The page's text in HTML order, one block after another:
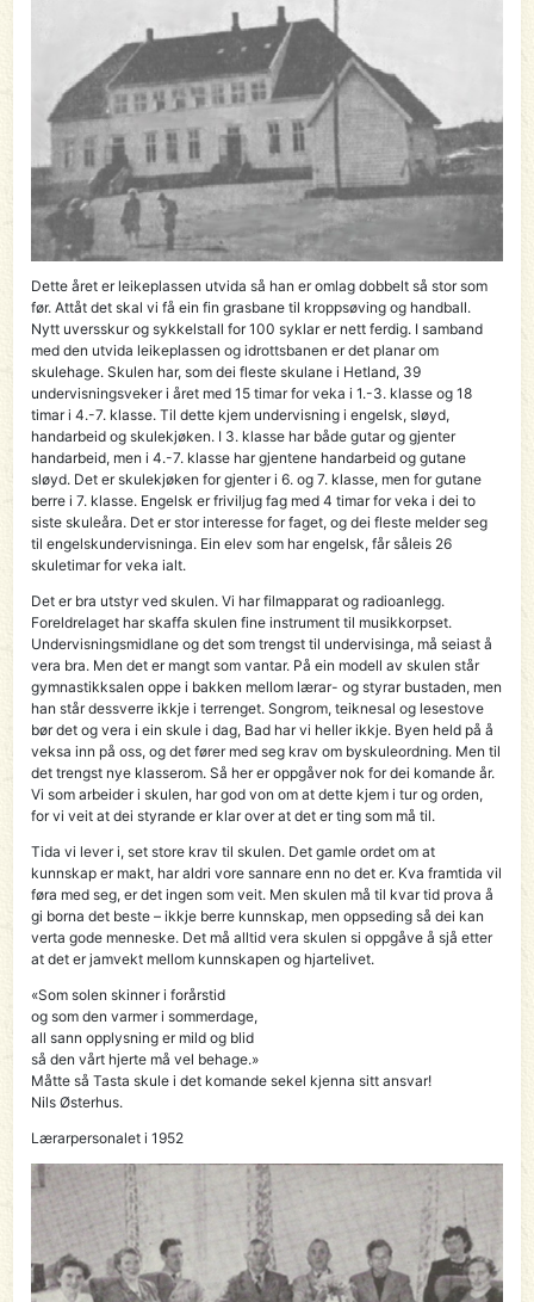
Dette året er leikeplassen utvida så han er omlag dobbelt så stor som
før. Attåt det skal vi få ein fin grasbane til kroppsøving og handball.
Nytt uversskur og sykkelstall for 100 syklar er nett ferdig. I samband
med den utvida leikeplassen og idrottsbanen er det planar om
skulehage. Skulen har, som dei fleste skulane i Hetland, 39
undervisningsveker i året med 15 timar for veka i 1.-3. klasse og 18
timar i 4.-7. klasse. Til dette kjem undervisning i engelsk, sløyd,
handarbeid og skulekjøken. I 3. klasse har både gutar og gjenter
handarbeid, men i 4.-7. klasse har gjentene handarbeid og gutane
sløyd. Det er skulekjøken for gjenter i 6. og 7. klasse, men for gutane
berre i 7. klasse. Engelsk er friviljug fag med 4 timar for veka i dei to
siste skuleåra. Det er stor interesse for faget, og dei fleste melder seg
til engelskundervisninga. Ein elev som har engelsk, får såleis 26
skuletimar for veka ialt.
Det er bra utstyr ved skulen. Vi har filmapparat og radioanlegg.
Foreldrelaget har skaffa skulen fine instrument til musikkorpset.
Undervisningsmidlane og det som trengst til undervisinga, må seiast å
vera bra. Men det er mangt som vantar. På ein modell av skulen står
gymnastikksalen oppe i bakken mellom lærar- og styrar bustaden, men
han står dessverre ikkje i terrenget. Songrom, teiknesal og lesestove
bør det og vera i ein skule i dag, Bad har vi heIler ikkje. Byen held på å
veksa inn på oss, og det fører med seg krav om byskuleordning. Men til
det trengst nye klasserom. Så her er oppgåver nok for dei komande år.
Vi som arbeider i skulen, har god von om at dette kjem i tur og orden,
for vi veit at dei styrande er klar over at det er ting som må til.
Tida vi lever i, set store krav til skulen. Det gamle ordet om at
kunnskap er makt, har aldri vore sannare enn no det er. Kva framtida vil
føra med seg, er det ingen som veit. Men skulen må til kvar tid prova å
gi borna det beste – ikkje berre kunnskap, men oppseding så dei kan
verta gode menneske. Det må alltid vera skulen si oppgåve å sjå etter
at det er jamvekt mellom kunnskapen og hjartelivet.
«Som solen skinner i forårstid
og som den varmer i sommerdage,
all sann opplysning er mild og blid
så den vårt hjerte må vel behage.»
Måtte så Tasta skule i det komande sekel kjenna sitt ansvar!
Nils Østerhus.
Lærarpersonalet i 1952